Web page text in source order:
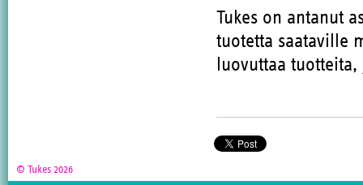
Tukes on antanut
tuotetta saataville
luovuttaa
© Tukes 2026